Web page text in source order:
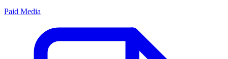
Paid Media